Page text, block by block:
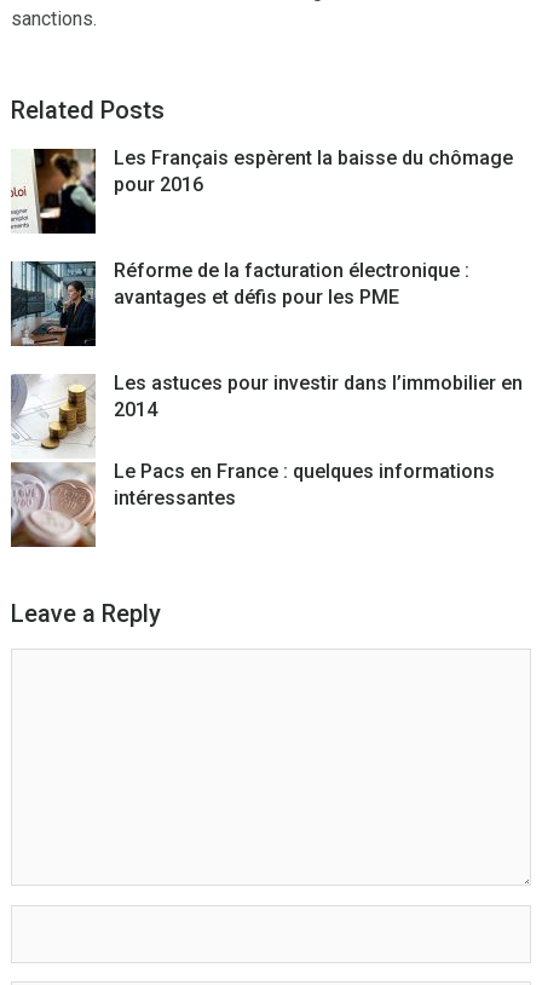
sanctions.
Related Posts
Les Français espèrent la baisse du chômage
pour 2016
Réforme de la facturation électronique :
avantages et défis pour les PME
Les astuces pour investir dans l’immobilier en
2014
Le Pacs en France : quelques informations
intéressantes
Leave a Reply